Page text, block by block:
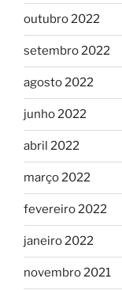
outubro 2022
setembro 2022
agosto 2022
junho 2022
abril 2022
março 2022
fevereiro 2022
janeiro 2022
novembro 2021